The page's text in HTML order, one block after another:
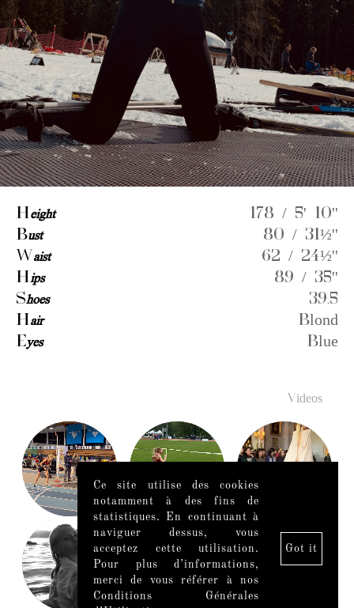
Height
178 / 5' 10''
Bust
80 / 31½''
W aist
62 / 24½''
Hips
89 / 35''
Shoes
39.5
Hair
Blond
Eyes Blue
Videos
Ce site utilise des cookies
notamment à des fins de
statistiques. En continuant à
naviguer dessus, vous
acceptez cette utilisation.
Pour plus d’informations,
merci de vous référer à nos
Conditions Générales
Got it